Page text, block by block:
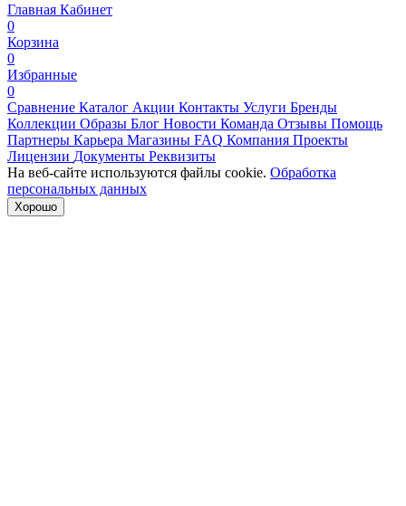
Главная Кабинет
0
Корзина
0
Избранные
0
Сравнение Каталог Акции Контакты Услуги Бренды
Коллекции Образы Блог Новости Команда Отзывы Помощь
Партнеры Карьера Магазины FAQ Компания Проекты
Лицензии Документы Реквизиты
На веб-сайте используются файлы cookie. Обработка
персональных данных
Хорошо